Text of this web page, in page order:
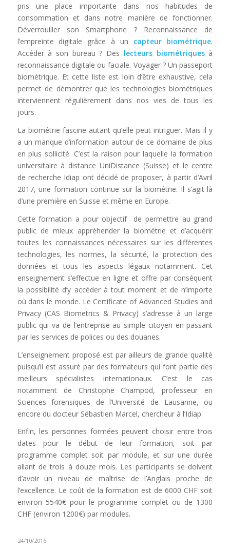
pris une place importante dans nos habitudes de
consommation et dans notre manière de fonctionner.
Déverrouiller son Smartphone ? Reconnaissance de
l’empreinte digitale grâce à un capteur biométrique.
Accéder à son bureau ? Des lecteurs biométriquesà
reconnaissance digitale ou faciale. Voyager ? Un passeport
biométrique. Et cette liste est loin d’être exhaustive, cela
permet de démontrer que les technologies biométriques
interviennent régulièrement dans nos vies de tous les
jours.
La biométrie fascine autant qu’elle peut intriguer. Mais il y
a un manque d’information autour de ce domaine de plus
en plus sollicité. C’est la raison pour laquelle la formation
universitaire à distance UniDistance (Suisse) et le centre
de recherche Idiap ont décidé de proposer, à partir d’Avril
2017, une formation continue sur la biométrie. Il s’agit là
d’une première en Suisse et même en Europe.
Cette formation a pour objectif de permettre au grand
public de mieux appréhender la biométrie et d’acquérir
toutes les connaissances nécessaires sur les différentes
technologies, les normes, la sécurité, la protection des
données et tous les aspects légaux notamment. Cet
enseignement s’effectue en ligne et offre par conséquent
la possibilité d’y accéder à tout moment et de n’importe
où dans le monde. Le Certificate of Advanced Studies and
Privacy (CAS Biometrics & Privacy) s’adresse à un large
public qui va de l’entreprise au simple citoyen en passant
par les services de polices ou des douanes.
L’enseignement proposé est par ailleurs de grande qualité
puisqu’il est assuré par des formateurs qui font partie des
meilleurs spécialistes internationaux. C’est le cas
notamment de Christophe Champod, professeur en
Sciences forensiques de l’Université de Lausanne, ou
encore du docteur Sébastien Marcel, chercheur à l’Idiap.
Enfin, les personnes formées peuvent choisir entre trois
dates pour le début de leur formation, soit par
programme complet soit par module, et sur une durée
allant de trois à douze mois. Les participants se doivent
d’avoir un niveau de maîtrise de l’Anglais proche de
l’excellence. Le coût de la formation est de 6000 CHF soit
environ 5540€ pour le programme complet ou de 1300
CHF (environ 1200€) par modules.
24/10/2016